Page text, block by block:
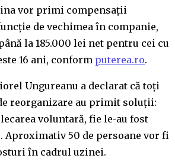
vor primi compensații
de vechimea în companie,
la 185.000 lei net pentru cei cu
16 ani, conform puterea.ro.
Ungureanu a declarat că toți
reorganizare au primit soluții:
voluntară, fie le-au fost
Aproximativ 50 de persoane vor fi
în cadrul uzinei.